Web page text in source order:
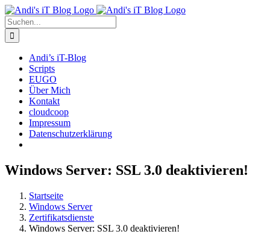
Zum
Inhalt
springen
Rss
Facebook
X
YouTube
Skype
Suche
nach:
Andi’s iT-Blog
Scripts
EUGO
Über Mich
Kontakt
cloudcoop
Impressum
Datenschutzerklärung
Windows Server: SSL 3.0 deaktivieren!
Startseite
Windows Server
Zertifikatsdienste
Windows Server: SSL 3.0 deaktivieren!